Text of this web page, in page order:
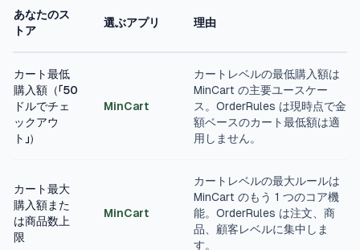
あなたのス
トア
選ぶアプリ 理由
カート最低
購入額（「50
ドルでチェ
ックアウ
ト」）
MinCart
カートレベルの最低購入額は
MinCart の主要ユースケー
ス。OrderRules は現時点で金
額ベースのカート最低額は適
用しません。
カート最大
購入額また
は商品数上
限
MinCart
カートレベルの最大ルールは
MinCart のもう 1 つのコア機
能。OrderRules は注文、商
品、顧客レベルに集中しま
す。